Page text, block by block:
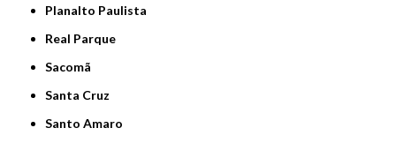
Planalto Paulista
Real Parque
Sacomã
Santa Cruz
Santo Amaro